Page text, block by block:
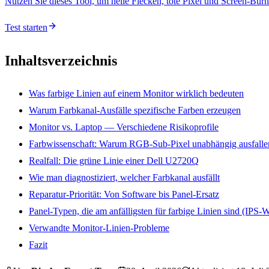
Test starten
Inhaltsverzeichnis
Was farbige Linien auf einem Monitor wirklich bedeuten
Warum Farbkanal-Ausfälle spezifische Farben erzeugen
Monitor vs. Laptop — Verschiedene Risikoprofile
Farbwissenschaft: Warum RGB-Sub-Pixel unabhängig
Realfall: Die grüne Linie einer Dell U2720Q
Wie man diagnostiziert, welcher Farbkanal ausfällt
Reparatur-Priorität: Von Software bis Panel-Ersatz
Panel-Typen, die am anfälligsten für farbige Linien sind (IPS-
Verwandte Monitor-Linien-Probleme
Fazit